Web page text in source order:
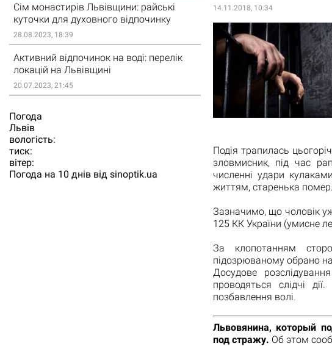
Сім монастирів Львівщини: райські
куточки для духовного відпочинку
28.08.2023, 18:39
Активний відпочинок на воді: перелік
локацій на Львівщині
20.07.2023, 21:45
Погода
Львiв
вологість:
тиск:
вітер:
Погода на 10 днів від sinoptik.ua
14.11.2018, 10:34
Подія трапилась
зловмисник, під час
численні удари
життям, старенька
Зазначимо, що чоловік
125 КК України (умисне
За клопотанням
підозрюваному обрано
Досудове
проводяться слідчі
позбавлення волі.
Львовянина, который
под стражу. Об этом